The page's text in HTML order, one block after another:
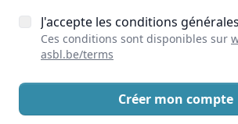
J'accepte les conditions
Ces conditions sont disponibles sur
asbl.be/terms
Créer mon compte